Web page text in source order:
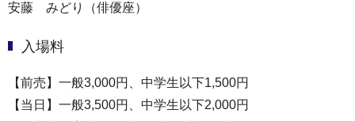
安藤 みどり（俳優座）
入場料
【前売】一般3,000円、中学生以下1,500円
【当日】一般3,500円、中学生以下2,000円